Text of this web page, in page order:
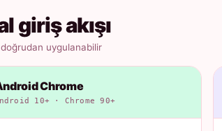
giriş akışı
doğrudan uygulanabilir
Chrome
10+ · Chrome 90+